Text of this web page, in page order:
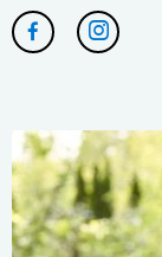
FacebookInstagram